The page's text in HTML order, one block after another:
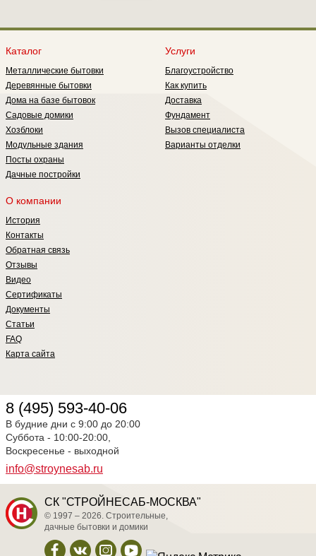
в период массового строительства,
80-х годов. Потому что они имеют
теплосбережению они обладают
лучшим светопропусканием, т.е.
проем.
Каталог
Металлические бытовки
Деревянные бытовки
Дома на базе бытовок
Садовые домики
Хозблоки
Модульные здания
Посты охраны
Дачные постройки
Услуги
Благоустройство
Как купить
Доставка
Фундамент
Вызов специалиста
Варианты отделки
О компании
История
Контакты
Обратная связь
Отзывы
Видео
Сертификаты
Документы
Статьи
FAQ
Карта сайта
8 (495) 593-40-06
В будние дни с 9:00 до 20:00
Суббота - 10:00-20:00,
Воскресенье - выходной
info@stroynesab.ru
СК "СТРОЙНЕСАБ-МОСКВА"
© 1997 – 2026. Строительные,
дачные бытовки и домики